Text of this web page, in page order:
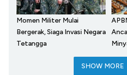
Momen Militer Mulai
Bergerak, Siaga Invasi Negara
Tetangga
SHOW MORE